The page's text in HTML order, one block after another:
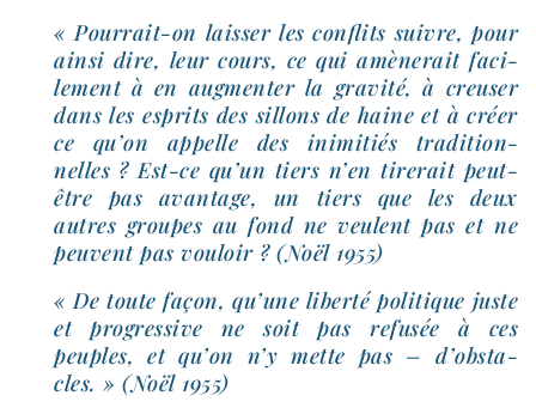
« Pourrait-​on lais­ser les conflits suivre, pour
ain­si dire, leur cours, ce qui amè­ne­rait faci­
le­ment à en aug­men­ter la gra­vi­té, à creu­ser
dans les esprits des sillons de haine et à créer
ce qu’on appelle des ini­mi­tiés tra­di­tion­
nelles ? Est-​ce qu’un tiers n’en tire­rait peut-​
être pas avan­tage, un tiers que les deux
autres groupes au fond ne veulent pas et ne
peuvent pas vou­loir ? (Noël 1955)
« De toute façon, qu’une liber­té poli­tique juste
et pro­gres­sive ne soit pas refu­sée à ces
peuples, et qu’on n’y mette pas – d’obsta-​
cles. » (Noël 1955)